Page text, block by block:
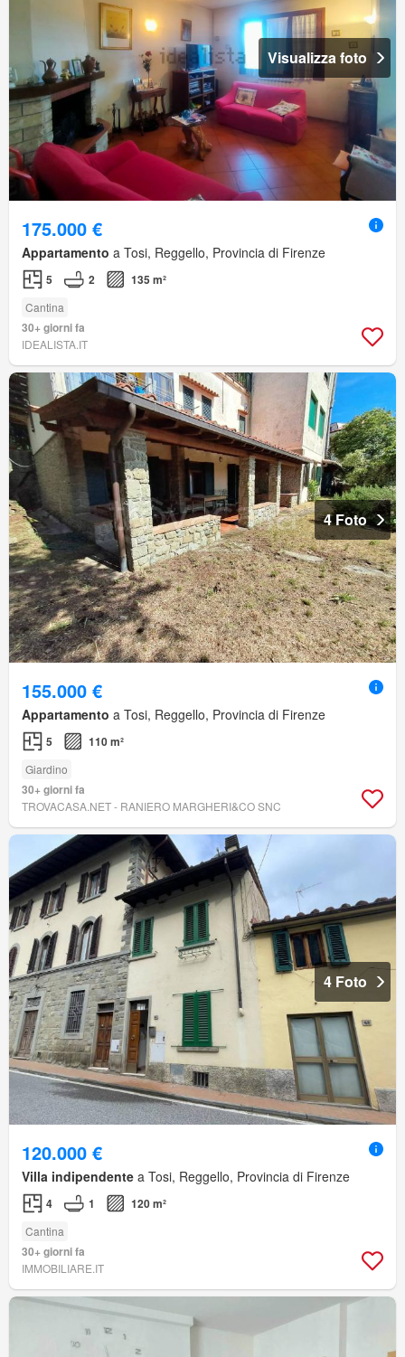
Visualizza foto
175.000 €
Appartamento a Tosi, Reggello, Provincia di Firenze
5 2 135 m²
Cantina
30+ giorni fa
IDEALISTA.IT
4 Foto
155.000 €
Appartamento a Tosi, Reggello, Provincia di Firenze
5 110 m²
Giardino
30+ giorni fa
TROVACASA.NET - RANIERO MARGHERI&CO SNC
4 Foto
120.000 €
Villa indipendente a Tosi, Reggello, Provincia di Firenze
4 1 120 m²
Cantina
30+ giorni fa
IMMOBILIARE.IT